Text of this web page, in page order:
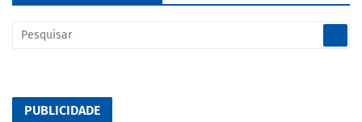
PUBLICIDADE